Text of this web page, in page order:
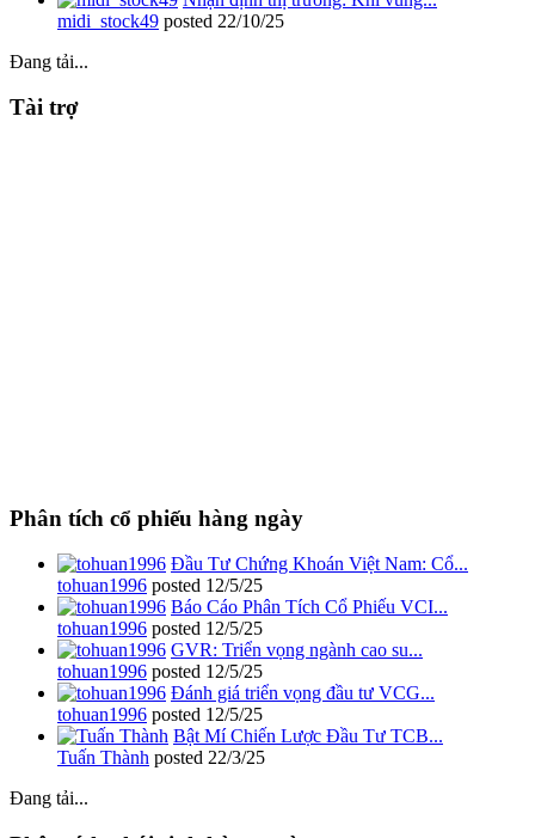
midi_stock49 posted 22/10/25
Đang tải...
Tài trợ
Phân tích cổ phiếu hàng ngày
Đầu Tư Chứng Khoán Việt Nam: Cổ...
tohuan1996 posted 12/5/25
Báo Cáo Phân Tích Cổ Phiếu VCI...
tohuan1996 posted 12/5/25
GVR: Triển vọng ngành cao su...
tohuan1996 posted 12/5/25
Đánh giá triển vọng đầu tư VCG...
tohuan1996 posted 12/5/25
Bật Mí Chiến Lược Đầu Tư TCB...
Tuấn Thành posted 22/3/25
Đang tải...